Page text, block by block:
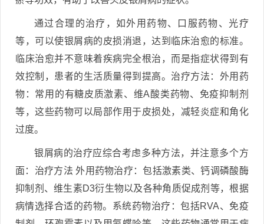
通过合理的治疗，如外用药物、口服药物、光疗
等，可以使银屑病的皮损消退，达到临床治愈的标准。
临床治愈并不意味着疾病完全根治，而是指症状得到有
效控制，患者的生活质量得到提高。治疗方法：外用药
物：常用的有糖皮质激素、维A酸类药物、免疫抑制剂
等，这些药物可以局部作用于皮损处，减轻炎症和角化
过度。
银屑病的治疗应综合考虑多种方法，并注意多个方
面：治疗方法 外用药物治疗：包括激素类、钙调磷酸酶
抑制剂、维生素D3衍生物以及各种角质促成剂等，根据
病情选择合适的药物。系统药物治疗：包括RVA、免疫